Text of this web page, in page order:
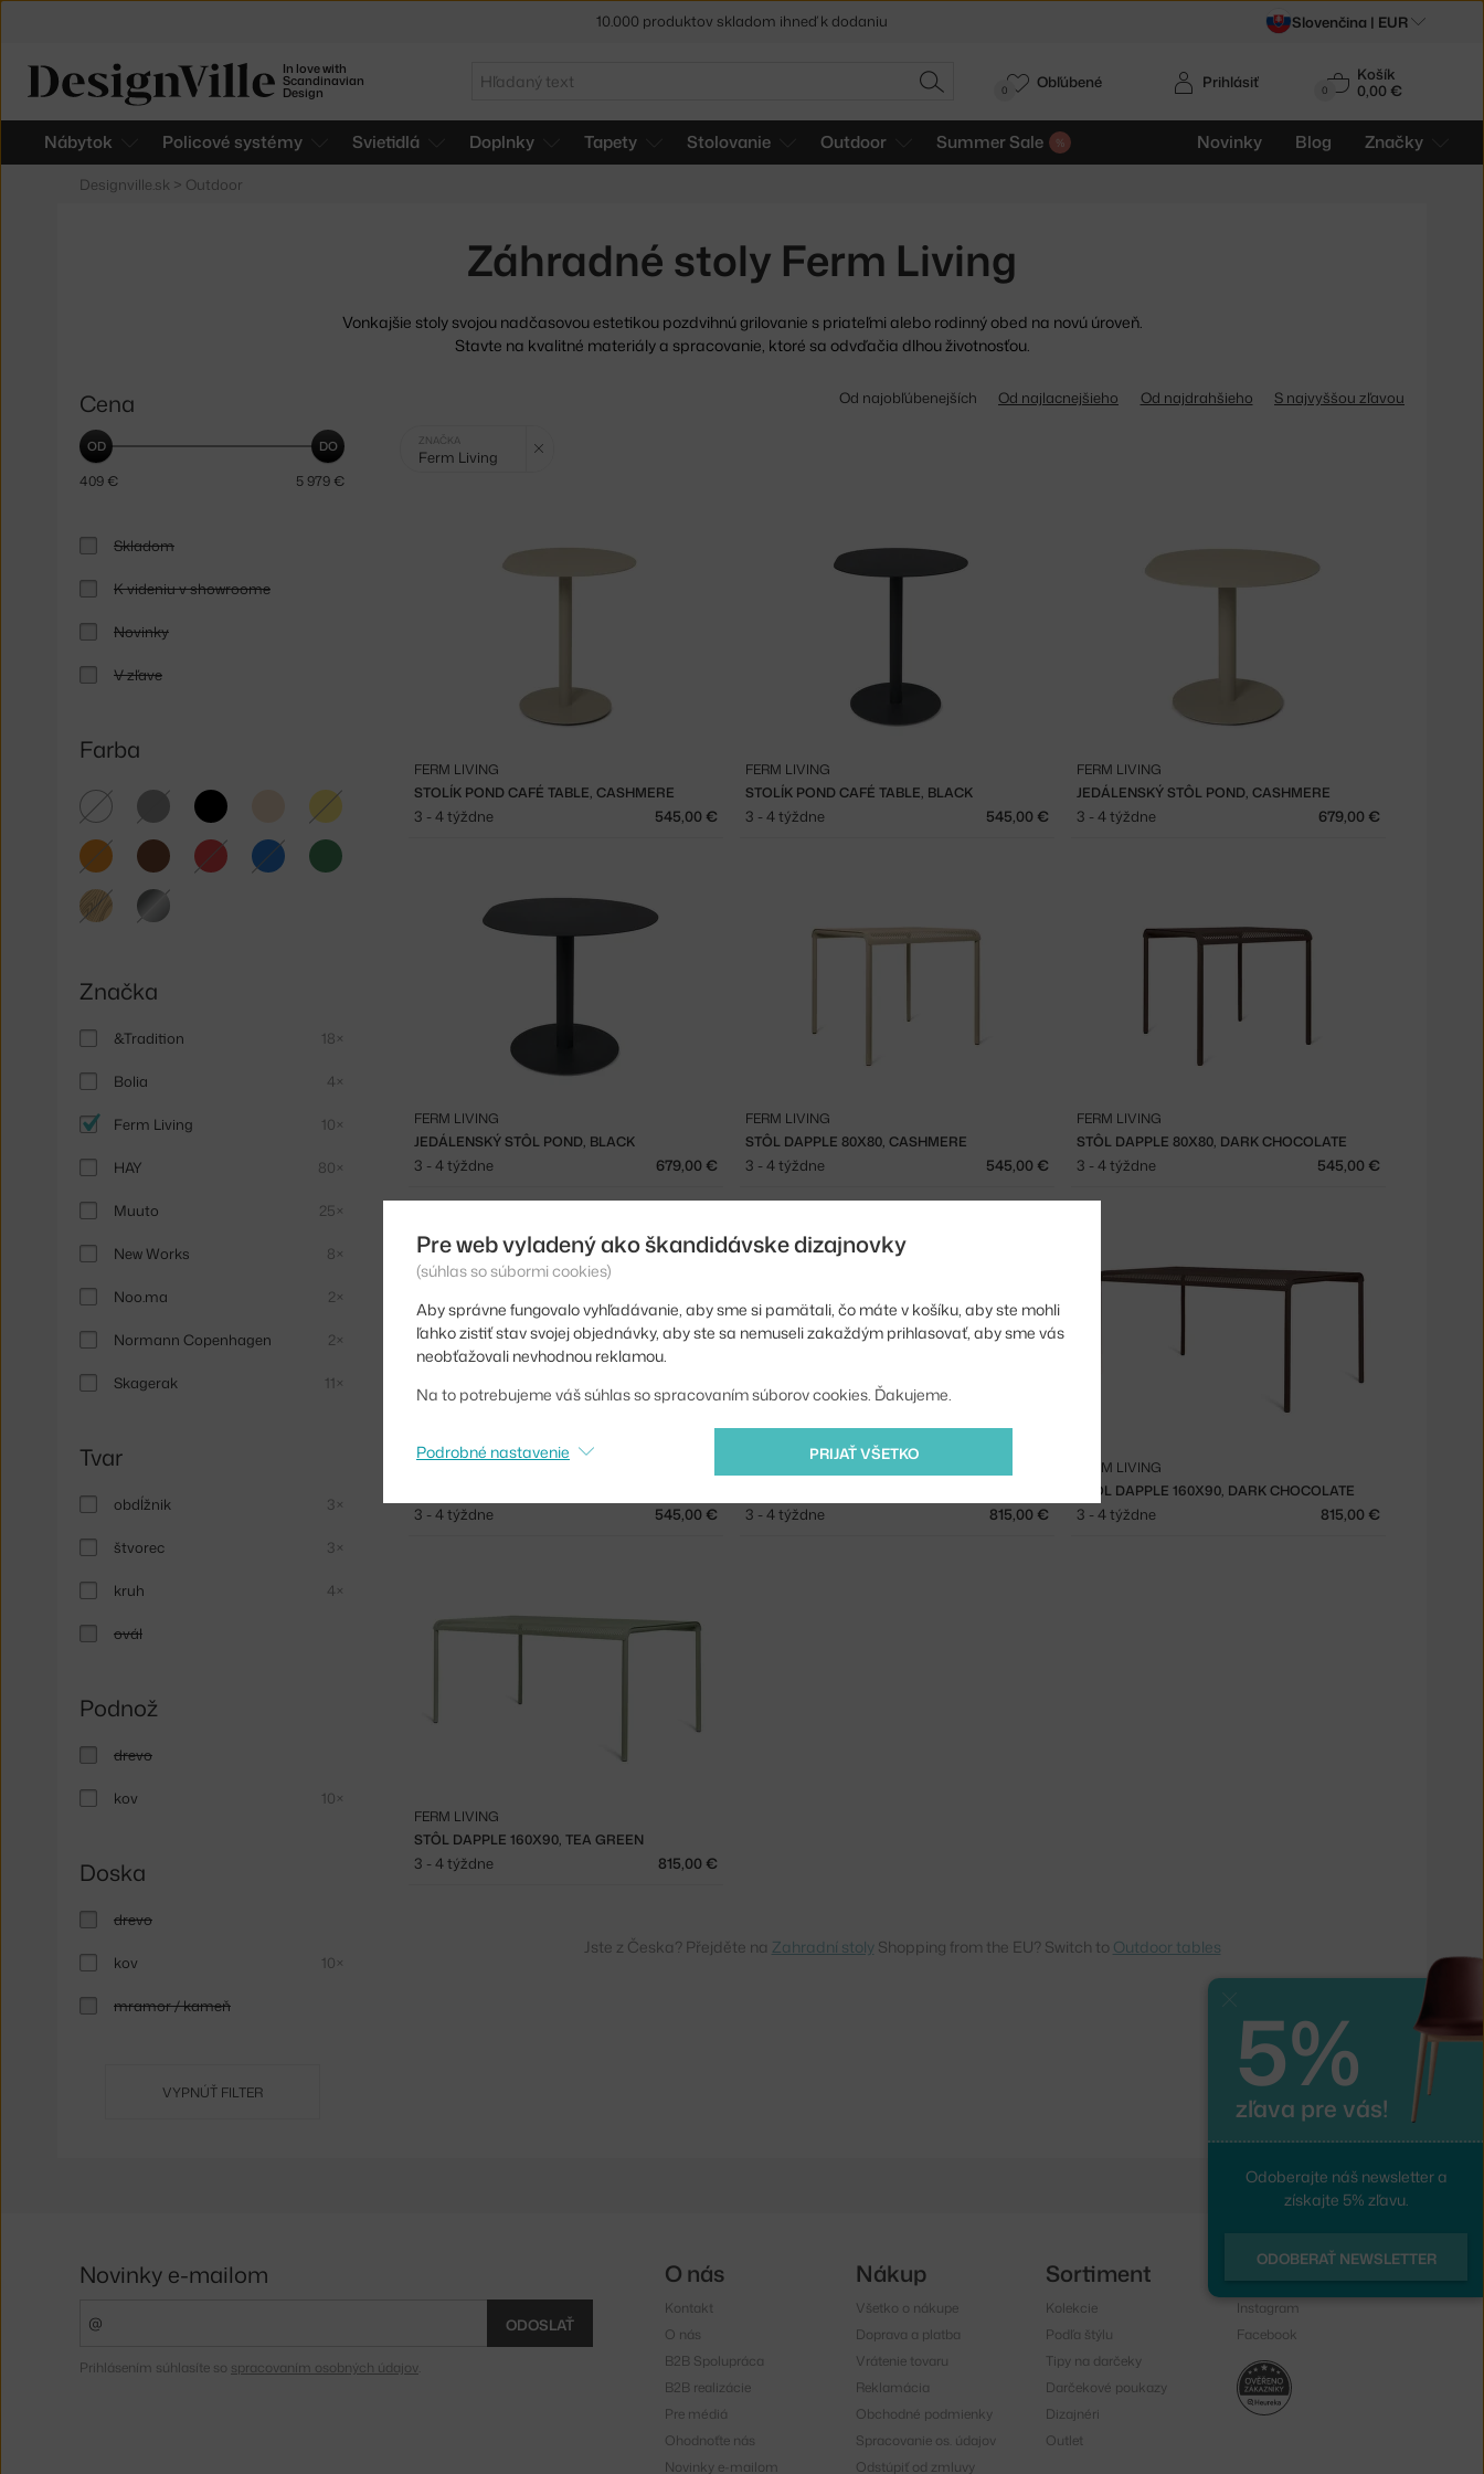
In love with
Scandinavian
Design
Hľadať
HĽADAŤ 0
Košík
0,00 €
Nábytok Policové systémy Svietidlá Doplnky Tapety Stolovanie Outdoor Summer Sale Novinky Blog Značky
Prihlásiť
0 Obľúbené
Designville.sk > Outdoor
Záhradné stoly Ferm Living
Vonkajšie stoly svojou nadčasovou estetikou pozdvihnú grilovanie s priateľmi alebo rodinný obed na novú úroveň.
Stavte na kvalitné materiály a spracovanie, ktoré sa odvďačia dlhou životnosťou.
Cena
409 € 5 979 €
Skladom
K videniu v showroome
Novinky
V zľave
Farba
biela sivá čierna žltá
oranžováhnedá červená modrá zelená
svetlé
drevo
strieborná
Značka
&Tradition 18×
Bolia 4×
Ferm Living 10×
HAY 80×
Muuto 25×
New Works 8×
Noo.ma 2×
Normann Copenhagen 2×
Skagerak 11×
Tvar
obdĺžnik 3×
štvorec 3×
kruh 4×
ovál
Podnož
drevo
kov 10×
Doska
drevo
kov 10×
mramor / kameň
VYPNÚŤ FILTER
Od najobľúbenejších Od najlacnejšieho Od najdrahšieho S najvyššou zľavou
Vybrané
filtry:
ZNAČKA
Ferm Living
STOLÍK POND CAFÉ TABLE, CASHMERE
FERM LIVING
3 - 4 týždne 545,00 €
STOLÍK POND CAFÉ TABLE, BLACK
FERM LIVING
3 - 4 týždne 545,00 €
JEDÁLENSKÝ STÔL POND, CASHMERE
FERM LIVING
3 - 4 týždne 679,00 €
JEDÁLENSKÝ STÔL POND, BLACK
FERM LIVING
3 - 4 týždne 679,00 €
STÔL DAPPLE 80X80, CASHMERE
FERM LIVING
3 - 4 týždne 545,00 €
STÔL DAPPLE 80X80, DARK CHOCOLATE
FERM LIVING
3 - 4 týždne 545,00 €
3 - 4 týždne 545,00 € 3 - 4 týždne 815,00 €
STÔL DAPPLE 160X90, DARK CHOCOLATE
FERM LIVING
3 - 4 týždne 815,00 €
STÔL DAPPLE 160X90, TEA GREEN
FERM LIVING
3 - 4 týždne 815,00 €
Jste z Česka? Přejděte na Zahradní stoly Shopping from the EU? Switch to Outdoor tables
10.000 produktov skladom ihneď k dodaniu Slovenčina | EUR
Pre web vyladený ako škandidávske dizajnovky
(súhlas so súbormi cookies)
Aby správne fungovalo vyhľadávanie, aby sme si pamätali, čo máte v košíku, aby ste mohli
ľahko zistiť stav svojej objednávky, aby ste sa nemuseli zakaždým prihlasovať, aby sme vás
neobťažovali nevhodnou reklamou.
Na to potrebujeme váš súhlas so spracovaním súborov cookies. Ďakujeme.
PRIJAŤ VŠETKO
Podrobné nastavenie
5%
zľava pre vás!
Odoberajte náš newsletter a
získajte 5% zľavu.
ODOBERAŤ NEWSLETTER
Novinky e-mailom
ODOSLAŤ
Prihlásením súhlasíte so spracovaním osobných údajov
O nás
Kontakt
O nás
B2B Spolupráca
B2B realizácie
Pre médiá
Ohodnoťte nás
Novinky e-mailom
Nákup
Všetko o nákupe
Doprava a platba
Vrátenie tovaru
Reklamácia
Obchodné podmienky
Spracovanie os. údajov
Odstúpiť od zmluvy
Sortiment
Kolekcie
Podľa štýlu
Tipy na darčeky
Darčekové poukazy
Dizajnéri
Outlet
Sledujte nás
Instagram
Facebook